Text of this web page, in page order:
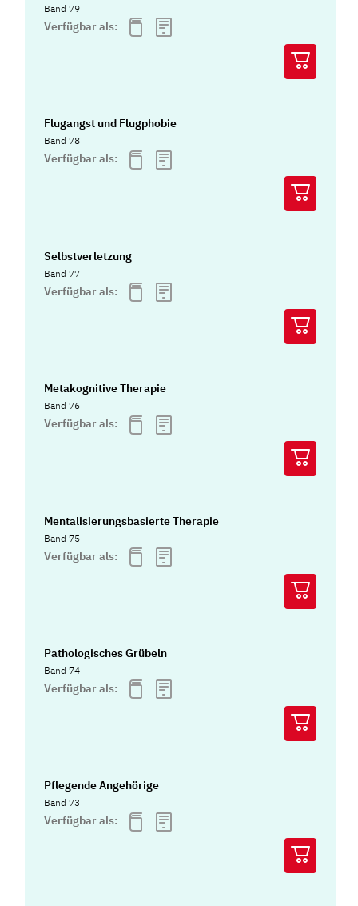
Band 79
Verfügbar als:
Flugangst und Flugphobie
Band 78
Verfügbar als:
Selbstverletzung
Band 77
Verfügbar als:
Metakognitive Therapie
Band 76
Verfügbar als:
Mentalisierungsbasierte Therapie
Band 75
Verfügbar als:
Pathologisches Grübeln
Band 74
Verfügbar als:
Pflegende Angehörige
Band 73
Verfügbar als: